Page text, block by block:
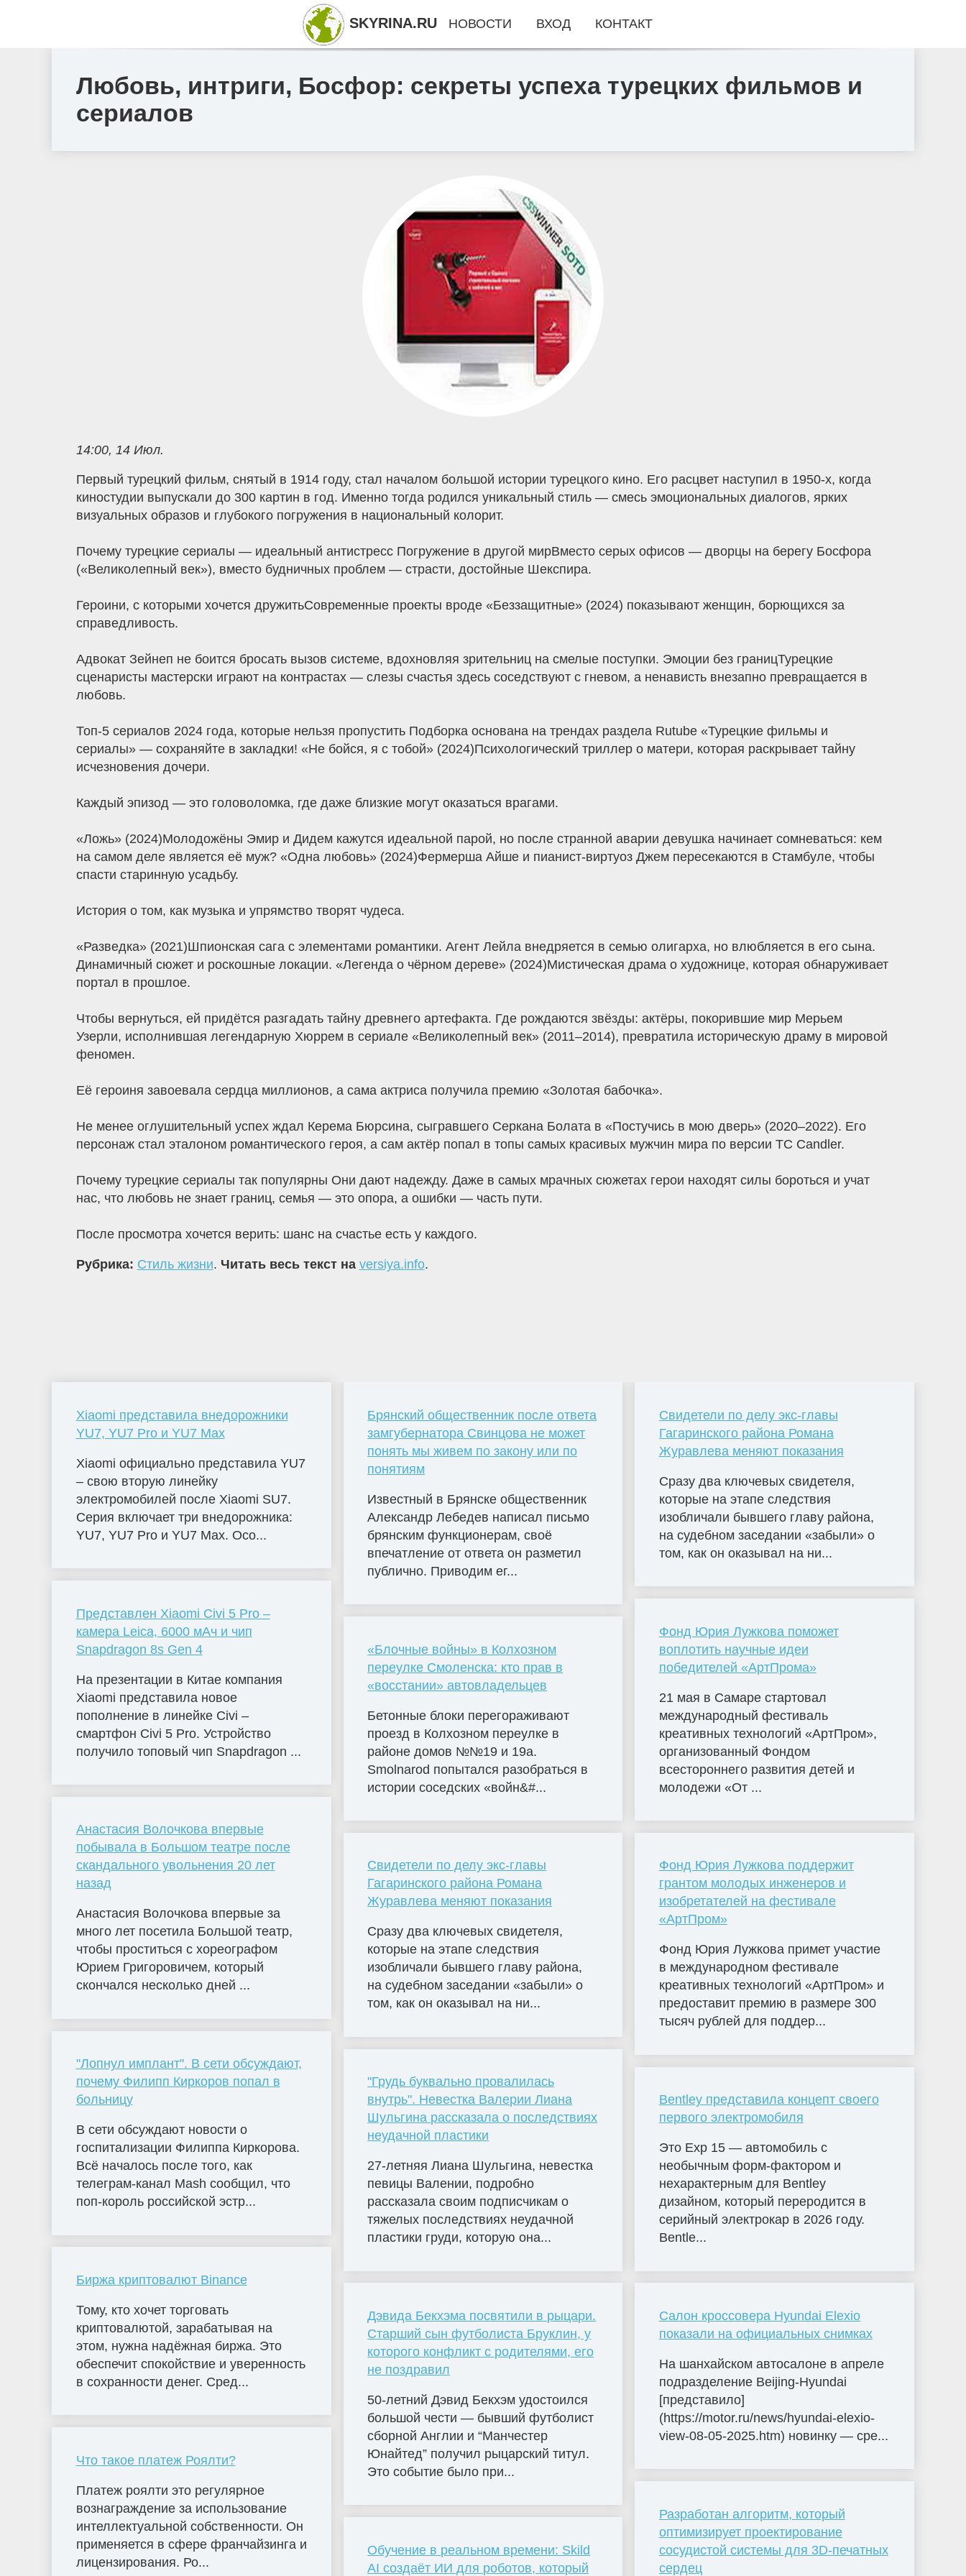
Любовь, интриги, Босфор: секреты успеха турецких фильмов и
сериалов
14:00, 14 Июл.
Первый турецкий фильм, снятый в 1914 году, стал началом большой истории турецкого кино. Его расцвет наступил в 1950-х, когда
киностудии выпускали до 300 картин в год. Именно тогда родился уникальный стиль — смесь эмоциональных диалогов, ярких
визуальных образов и глубокого погружения в национальный колорит.
Почему турецкие сериалы — идеальный антистресс Погружение в другой мирВместо серых офисов — дворцы на берегу Босфора
(«Великолепный век»), вместо будничных проблем — страсти, достойные Шекспира.
Героини, с которыми хочется дружитьСовременные проекты вроде «Беззащитные» (2024) показывают женщин, борющихся за
справедливость.
Адвокат Зейнеп не боится бросать вызов системе, вдохновляя зрительниц на смелые поступки. Эмоции без границТурецкие
сценаристы мастерски играют на контрастах — слезы счастья здесь соседствуют с гневом, а ненависть внезапно превращается в
любовь.
Топ-5 сериалов 2024 года, которые нельзя пропустить Подборка основана на трендах раздела Rutube «Турецкие фильмы и
сериалы» — сохраняйте в закладки! «Не бойся, я с тобой» (2024)Психологический триллер о матери, которая раскрывает тайну
исчезновения дочери.
Каждый эпизод — это головоломка, где даже близкие могут оказаться врагами.
«Ложь» (2024)Молодожёны Эмир и Дидем кажутся идеальной парой, но после странной аварии девушка начинает сомневаться: кем
на самом деле является её муж? «Одна любовь» (2024)Фермерша Айше и пианист-виртуоз Джем пересекаются в Стамбуле, чтобы
спасти старинную усадьбу.
История о том, как музыка и упрямство творят чудеса.
«Разведка» (2021)Шпионская сага с элементами романтики. Агент Лейла внедряется в семью олигарха, но влюбляется в его сына.
Динамичный сюжет и роскошные локации. «Легенда о чёрном дереве» (2024)Мистическая драма о художнице, которая обнаруживает
портал в прошлое.
Чтобы вернуться, ей придётся разгадать тайну древнего артефакта. Где рождаются звёзды: актёры, покорившие мир Мерьем
Узерли, исполнившая легендарную Хюррем в сериале «Великолепный век» (2011–2014), превратила историческую драму в мировой
феномен.
Её героиня завоевала сердца миллионов, а сама актриса получила премию «Золотая бабочка».
Не менее оглушительный успех ждал Керема Бюрсина, сыгравшего Серкана Болата в «Постучись в мою дверь» (2020–2022). Его
персонаж стал эталоном романтического героя, а сам актёр попал в топы самых красивых мужчин мира по версии TC Candler.
Почему турецкие сериалы так популярны Они дают надежду. Даже в самых мрачных сюжетах герои находят силы бороться и учат
нас, что любовь не знает границ, семья — это опора, а ошибки — часть пути.
После просмотра хочется верить: шанс на счастье есть у каждого.
Рубрика: Стиль жизни. Читать весь текст на versiya.info.
Xiaomi представила внедорожники
YU7, YU7 Pro и YU7 Max
Xiaomi официально представила YU7
– свою вторую линейку
электромобилей после Xiaomi SU7.
Серия включает три внедорожника:
YU7, YU7 Pro и YU7 Max. Осо...
Представлен Xiaomi Civi 5 Pro –
камера Leica, 6000 мАч и чип
Snapdragon 8s Gen 4
На презентации в Китае компания
Xiaomi представила новое
пополнение в линейке Civi –
смартфон Civi 5 Pro. Устройство
получило топовый чип Snapdragon ...
Анастасия Волочкова впервые
побывала в Большом театре после
скандального увольнения 20 лет
назад
Анастасия Волочкова впервые за
много лет посетила Большой театр,
чтобы проститься с хореографом
Юрием Григоровичем, который
скончался несколько дней ...
"Лопнул имплант". В сети обсуждают,
почему Филипп Киркоров попал в
больницу
В сети обсуждают новости о
госпитализации Филиппа Киркорова.
Всё началось после того, как
телеграм-канал Mash сообщил, что
поп-король российской эстр...
Биржа криптовалют Binance
Тому, кто хочет торговать
криптовалютой, зарабатывая на
этом, нужна надёжная биржа. Это
обеспечит спокойствие и уверенность
в сохранности денег. Сред...
Что такое платеж Роялти?
Платеж роялти это регулярное
вознаграждение за использование
интеллектуальной собственности. Он
применяется в сфере франчайзинга и
лицензирования. Ро...
Брянский общественник после ответа
замгубернатора Свинцова не может
понять мы живем по закону или по
понятиям
Известный в Брянске общественник
Александр Лебедев написал письмо
брянским функционерам, своё
впечатление от ответа он разметил
публично. Приводим ег...
«Блочные войны» в Колхозном
переулке Смоленска: кто прав в
«восстании» автовладельцев
Бетонные блоки перегораживают
проезд в Колхозном переулке в
районе домов №№19 и 19а.
Smolnarod попытался разобраться в
истории соседских «войн&#...
Свидетели по делу экс-главы
Гагаринского района Романа
Журавлева меняют показания
Сразу два ключевых свидетеля,
которые на этапе следствия
изобличали бывшего главу района,
на судебном заседании «забыли» о
том, как он оказывал на ни...
"Грудь буквально провалилась
внутрь". Невестка Валерии Лиана
Шульгина рассказала о последствиях
неудачной пластики
27-летняя Лиана Шульгина, невестка
певицы Валении, подробно
рассказала своим подписчикам о
тяжелых последствиях неудачной
пластики груди, которую она...
Дэвида Бекхэма посвятили в рыцари.
Старший сын футболиста Бруклин, у
которого конфликт с родителями, его
не поздравил
50-летний Дэвид Бекхэм удостоился
большой чести — бывший футболист
сборной Англии и “Манчестер
Юнайтед” получил рыцарский титул.
Это событие было при...
Обучение в реальном времени: Skild
AI создаёт ИИ для роботов, который
Свидетели по делу экс-главы
Гагаринского района Романа
Журавлева меняют показания
Сразу два ключевых свидетеля,
которые на этапе следствия
изобличали бывшего главу района,
на судебном заседании «забыли» о
том, как он оказывал на ни...
Фонд Юрия Лужкова поможет
воплотить научные идеи
победителей «АртПрома»
21 мая в Самаре стартовал
международный фестиваль
креативных технологий «АртПром»,
организованный Фондом
всестороннего развития детей и
молодежи «От ...
Фонд Юрия Лужкова поддержит
грантом молодых инженеров и
изобретателей на фестивале
«АртПром»
Фонд Юрия Лужкова примет участие
в международном фестивале
креативных технологий «АртПром» и
предоставит премию в размере 300
тысяч рублей для поддер...
Bentley представила концепт своего
первого электромобиля
Это Exp 15 — автомобиль с
необычным форм-фактором и
нехарактерным для Bentley
дизайном, который переродится в
серийный электрокар в 2026 году.
Bentle...
Салон кроссовера Hyundai Elexio
показали на официальных снимках
На шанхайском автосалоне в апреле
подразделение Beijing-Hyundai
[представило]
(https://motor.ru/news/hyundai-elexio-
view-08-05-2025.htm) новинку — сре...
Разработан алгоритм, который
оптимизирует проектирование
сосудистой системы для 3D-печатных
сердец
SKYRINA.RU НОВОСТИ ВХОД КОНТАКТ